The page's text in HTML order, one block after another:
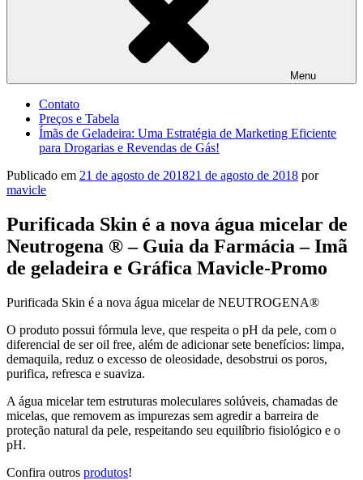
Menu
Contato
Preços e Tabela
Ímãs de Geladeira: Uma Estratégia de Marketing Eficiente
para Drogarias e Revendas de Gás!
Publicado em 21 de agosto de 201821 de agosto de 2018 por
mavicle
Purificada Skin é a nova água micelar de
Neutrogena ® – Guia da Farmácia – Imã
de geladeira e Gráfica Mavicle-Promo
Purificada Skin é a nova água micelar de NEUTROGENA®
O produto possui fórmula leve, que respeita o pH da pele, com o
diferencial de ser oil free, além de adicionar sete benefícios: limpa,
demaquila, reduz o excesso de oleosidade, desobstrui os poros,
purifica, refresca e suaviza.
A água micelar tem estruturas moleculares solúveis, chamadas de
micelas, que removem as impurezas sem agredir a barreira de
proteção natural da pele, respeitando seu equilíbrio fisiológico e o
pH.
Confira outros produtos!